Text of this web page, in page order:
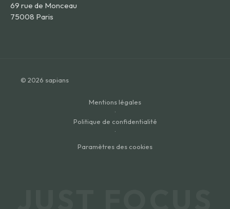
69 rue de Monceau
75008 Paris
© 2026 sapians
Mentions légales
·
Politique de confidentialité
·
Paramètres des cookies